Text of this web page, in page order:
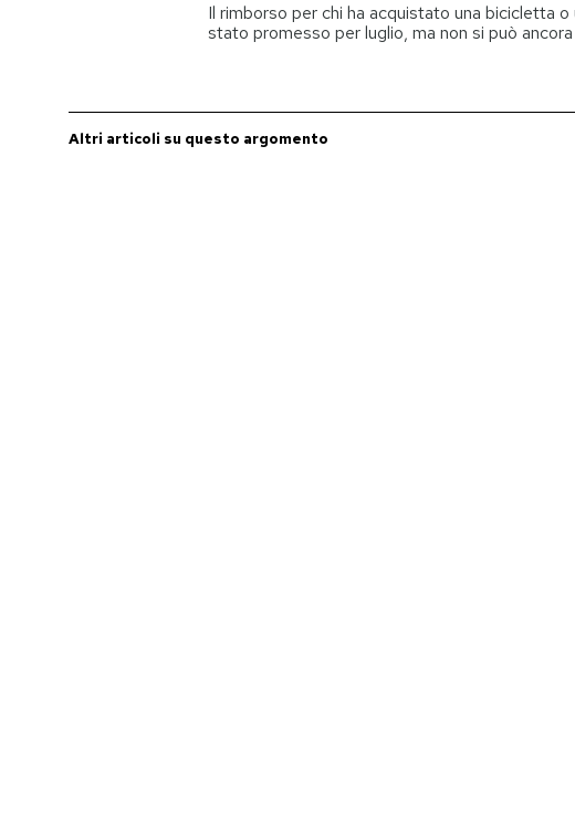
Il rimborso per chi ha acquistato una bicicletta
stato promesso per luglio, ma non si può
Altri articoli su questo argomento